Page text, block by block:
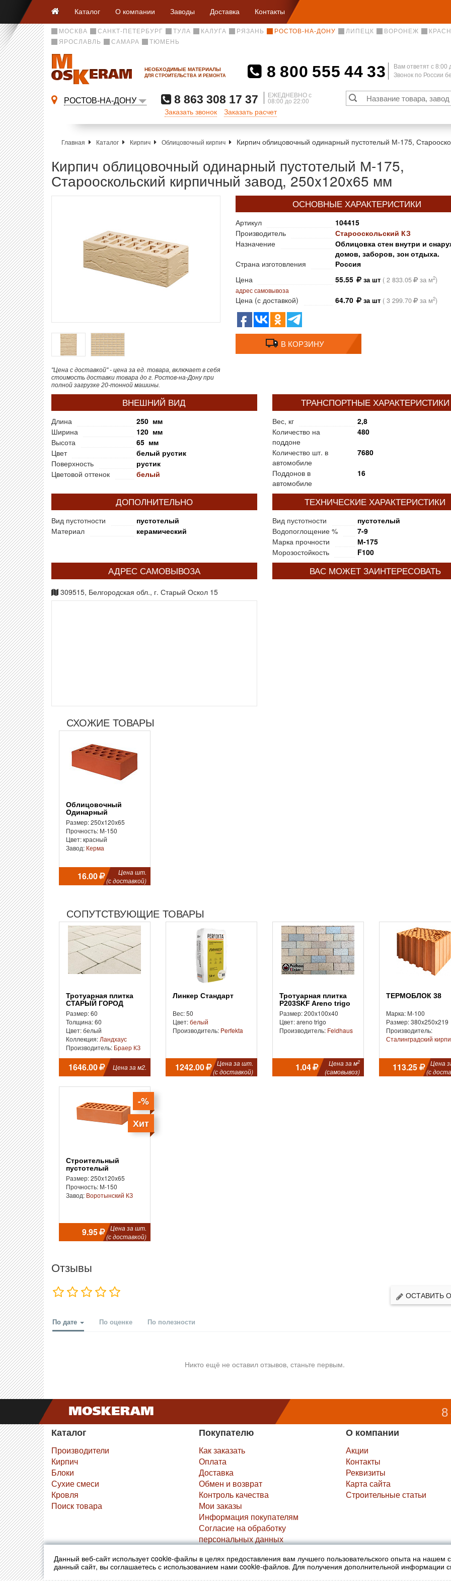
Данный веб-сайт использует cookie-файлы в целях предоставления вам лучшего пользовательского опыта на нашем
данный сайт, вы соглашаетесь с использованием нами cookie-файлов. Для получения дополнительной информации
Каталог О компании Заводы Доставка Контакты
МОСКВА САНКТ-ПЕТЕРБУРГ ТУЛА КАЛУГА РЯЗАНЬ РОСТОВ-НА-ДОНУ ЛИПЕЦК ВОРОНЕЖ
ЯРОСЛАВЛЬ
САМАРА ТЮМЕНЬ
НЕОБХОДИМЫЕ МАТЕРИАЛЫ
ДЛЯ СТРОИТЕЛЬСТВА И РЕМОНТА 8 800 555 44 33
Вам ответят c 8:00
Звонок по России
РОСТОВ-НА-ДОНУ 8 863 308 17 37 ЕЖЕДНЕВНО с
08:00 до 22:00
Заказать звонок Заказать расчет
Главная Каталог Кирпич Облицовочный кирпич Кирпич облицовочный одинарный пустотелый М-175,
Кирпич облицовочный одинарный пустотелый М-175,
Старооскольский кирпичный завод, 250x120x65 мм
"Цена с доставкой" - цена за ед. товара, включает в себя
стоимость доставки товара до г. Ростов-на-Дону при
полной загрузке 20-тонной машины.
ОСНОВНЫЕ ХАРАКТЕРИСТИКИ
Артикул
104415
Производитель
Старооскольский КЗ
Назначение
Облицовка стен внутри и
домов, заборов, зон отдыха.
Страна изготовления
Россия
Цена
55.55 за шт (2 833.05 за м2)
адрес самовывоза
Цена (с доставкой) 64.70 за шт (3 299.70 за м2)
В КОРЗИНУ
ВНЕШНИЙ ВИД
Длина
250 мм
Ширина
120 мм
Высота
65 мм
Цвет
белый рустик
Поверхность
рустик
Цветовой оттенок
белый
ТРАНСПОРТНЫЕ ХАРАКТЕРИСТИКИ
Вес, кг
2,8
Количество на
поддоне
480
Количество шт. в
автомобиле
7680
Поддонов в
автомобиле
16
ДОПОЛНИТЕЛЬНО
Вид пустотности
пустотелый
Материал
керамический
ТЕХНИЧЕСКИЕ ХАРАКТЕРИСТИКИ
Вид пустотности
пустотелый
Водопоглощение %
7-9
Марка прочности
М-175
Морозостойкость
F100
АДРЕС САМОВЫВОЗА
309515, Белгородская обл., г. Старый Оскол 15
ВАС МОЖЕТ ЗАИНТЕРЕСОВАТЬ
СХОЖИЕ ТОВАРЫ
Облицовочный
Одинарный
Размер: 250x120x65
Прочность: М-150
Цвет: красный
Завод: Керма
16.00
Цена шт.
(с доставкой)
СОПУТСТВУЮЩИЕ ТОВАРЫ
Тротуарная плитка
СТАРЫЙ ГОРОД
«ЛАНДХАУС»
Размер: 60
Толщина: 60
Цвет: белый
Коллекция: Ландхаус
Производитель: Браер КЗ
1646.00 Цена за м2.
Линкер Стандарт
Вес: 50
Цвет:белый
Производитель: Perfekta
1242.00
Цена за шт.
(с доставкой)
Тротуарная плитка
P203SKF Areno trigo
Размер: 200x100x40
Цвет: areno trigo
Производитель: Feldhaus
1.04 Цена за м2
(самовывоз)
ТЕРМОБЛОК 38
Марка: М-100
Размер: 380x250x219
Производитель:
Сталинградский
113.25
Цена
(с
-%
Хит
Строительный
пустотелый
Размер: 250x120x65
Прочность: М-150
Завод: Воротынский КЗ
9.95
Цена за шт.
(с доставкой)
Отзывы
ОСТАВИТЬ
По дате По оценке По полезности
Никто ещё не оставил отзывов, станьте первым.
8
Каталог
Производители
Кирпич
Блоки
Сухие смеси
Кровля
Поиск товара
Покупателю
Как заказать
Оплата
Доставка
Обмен и возврат
Контроль качества
Мои заказы
Информация покупателям
Согласие на обработку
персональных данных
О компании
Акции
Контакты
Реквизиты
Карта сайта
Строительные статьи
© 2010-2026 Москерам
Указанные на сайте цены не являются публичной офертой (ст.435 ГК РФ).
Стоимость и наличие товара просьба уточнять в офисах продаж....